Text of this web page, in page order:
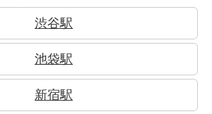
渋谷駅
池袋駅
新宿駅